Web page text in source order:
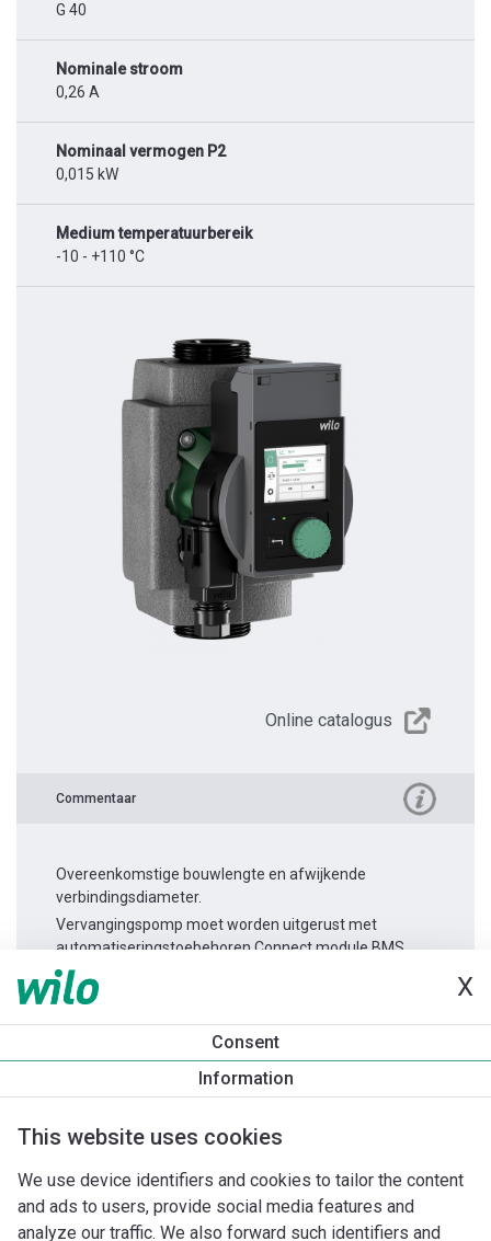
X
Consent
Information
This website uses cookies
We use device identifiers and cookies to tailor the content
and ads to users, provide social media features and
analyze our traffic. We also forward such identifiers and
G 40
Nominale stroom
0,26 A
Nominaal vermogen P2
0,015 kW
Medium temperatuurbereik
-10 - +110 °C
Online catalogus
Commentaar
Overeenkomstige bouwlengte en afwijkende
verbindingsdiameter.
Vervangingspomp moet worden uitgerust met
automatiseringstoebehoren Connect module BMS.
Productinformatie
Stratos PICO 25/0,5-4 -180